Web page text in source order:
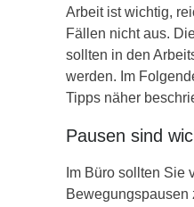
Arbeit ist wichtig,
Fällen nicht aus.
sollten in den
werden. Im
Tipps näher
Pausen sind
Im Büro sollten Sie
Bewegungspausen